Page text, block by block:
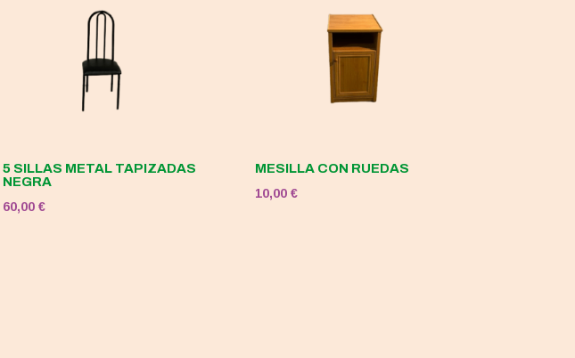
5 SILLAS METAL TAPIZADAS
NEGRA
60,00 €
MESILLA CON RUEDAS
10,00€